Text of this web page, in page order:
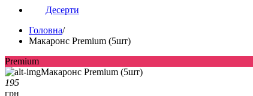
Десерти
Головна/
Макаронс Premium (5шт)
Premium
195
грн